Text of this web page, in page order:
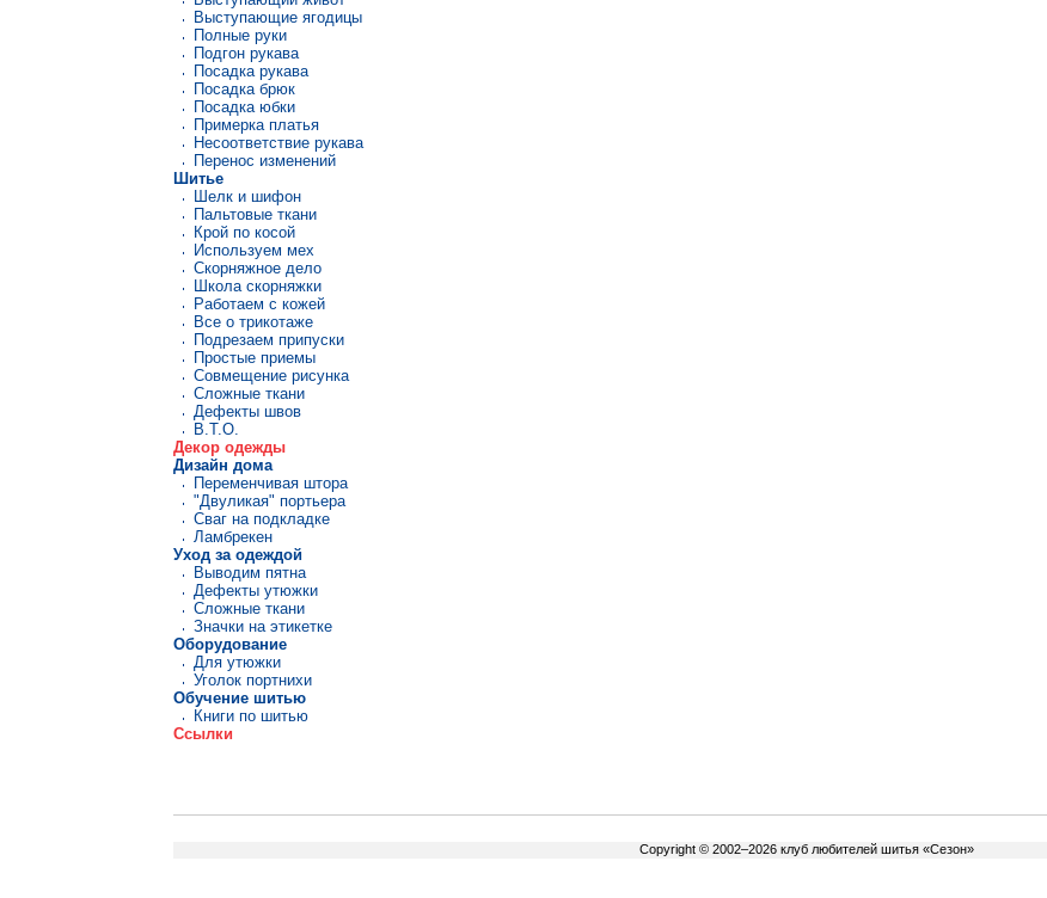
Выступающие ягодицы
Полные руки
Подгон рукава
Посадка рукава
Посадка брюк
Посадка юбки
Примерка платья
Несоответствие рукава
Перенос изменений
Шитье
Шелк и шифон
Пальтовые ткани
Крой по косой
Используем мех
Скорняжное дело
Школа скорняжки
Работаем с кожей
Все о трикотаже
Подрезаем припуски
Простые приемы
Совмещение рисунка
Сложные ткани
Дефекты швов
В.Т.О.
Декор одежды
Дизайн дома
Переменчивая штора
"Двуликая" портьера
Сваг на подкладке
Ламбрекен
Уход за одеждой
Выводим пятна
Дефекты утюжки
Сложные ткани
Значки на этикетке
Оборудование
Для утюжки
Уголок портнихи
Обучение шитью
Книги по шитью
Ccылки
Copyright © 2002–2026 клуб любителей шитья «Сезон»